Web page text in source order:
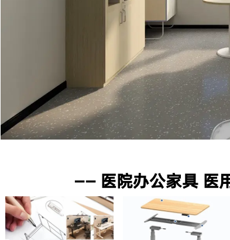
—— 医院办公家具 医
我们是一支专业的咨询团队，帮助您选择合适的家具并给
产品享受三年保固及维修服务。我司售后服务中心负责处
内，除人为因素外，经维修后，产品无法正常使用，厂家
产品100％满意。如果您对柔佛的质量或服务不满意，请
或在下一个订单中给您补偿。对于国外订单，我们确保
Q8. 你的设计能力如何？
我们拥有12人的设计团队，设计师拥有10年以上行业经
我们设计团队自主设计开发。
Q9：你们能对你们的产品提供保修吗？
是的，我们对**产品提供 100% 满意保证。我们可以提供
Q10：您可以进行定制吗？